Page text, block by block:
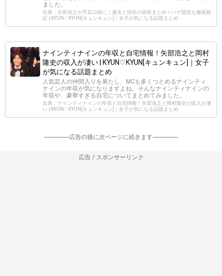
ました。
出典：矢部浩之が手足口病に｜過去と現在の病気まとめ！ハゲ疑惑も徹底検
証 | KYUN♡KYUN[キュンキュン]｜女子が気になる話題まとめ
ナインティナインの年収と自宅情報！矢部浩之と岡村
隆史の収入が凄い | KYUN♡KYUN[キュンキュン]｜女子
が気になる話題まとめ
人気芸人の仲間入りを果たし、MCも多くつとめるナインティ
ナインの年収が気になりますよね。そんなナインティナインの
年収や、豪華すぎる自宅についてまとめてみました。
出典：ナインティナインの年収と自宅情報！矢部浩之と岡村隆史の収入が凄
い | KYUN♡KYUN[キュンキュン]｜女子が気になる話題まとめ
-----------------広告の後に次ページに続きます-----------------
広告 / スポンサーリンク